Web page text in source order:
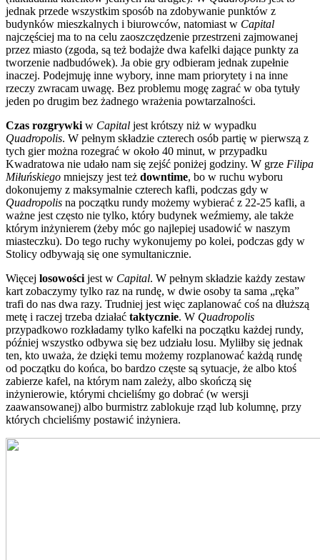
jednak przede wszystkim sposób na zdobywanie punktów z
budynków mieszkalnych i biurowców, natomiast w Capital
najczęściej ma to na celu zaoszczędzenie przestrzeni zajmowanej
przez miasto (zgoda, są też bodajże dwa kafelki dające punkty za
tworzenie nadbudówek). Ja obie gry odbieram jednak zupełnie
inaczej. Podejmuję inne wybory, inne mam priorytety i na inne
rzeczy zwracam uwagę. Bez problemu mogę zagrać w oba tytuły
jeden po drugim bez żadnego wrażenia powtarzalności.
Czas rozgrywki w Capital jest krótszy niż w wypadku
Quadropolis. W pełnym składzie czterech osób partię w pierwszą z
tych gier można rozegrać w około 40 minut, w przypadku
Kwadratowa nie udało nam się zejść poniżej godziny. W grze Filipa
Miłuńskiego mniejszy jest też downtime, bo w ruchu wyboru
dokonujemy z maksymalnie czterech kafli, podczas gdy w
Quadropolis na początku rundy możemy wybierać z 22-25 kafli, a
ważne jest często nie tylko, który budynek weźmiemy, ale także
którym inżynierem (żeby móc go najlepiej usadowić w naszym
miasteczku). Do tego ruchy wykonujemy po kolei, podczas gdy w
Stolicy odbywają się one symultanicznie.
Więcej losowości jest w Capital. W pełnym składzie każdy zestaw
kart zobaczymy tylko raz na rundę, w dwie osoby ta sama „ręka”
trafi do nas dwa razy. Trudniej jest więc zaplanować coś na dłuższą
metę i raczej trzeba działać taktycznie. W Quadropolis
przypadkowo rozkładamy tylko kafelki na początku każdej rundy,
później wszystko odbywa się bez udziału losu. Myliłby się jednak
ten, kto uważa, że dzięki temu możemy rozplanować każdą rundę
od początku do końca, bo bardzo częste są sytuacje, że albo ktoś
zabierze kafel, na którym nam zależy, albo skończą się
inżynierowie, którymi chcieliśmy go dobrać (w wersji
zaawansowanej) albo burmistrz zablokuje rząd lub kolumnę, przy
których chcieliśmy postawić inżyniera.